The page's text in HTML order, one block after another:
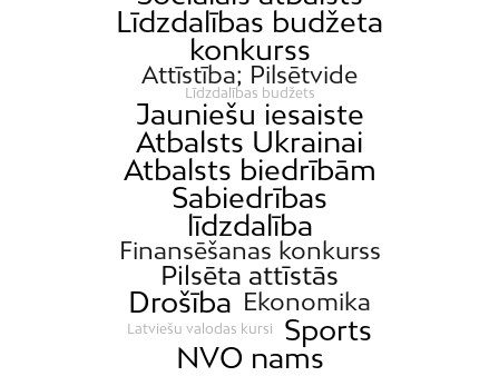
Līdzdalības budžeta
konkurss
Attīstība; Pilsētvide
Līdzdalības budžets
Jauniešu iesaiste
Atbalsts Ukrainai
Atbalsts biedrībām
Sabiedrības
līdzdalība
Finansēšanas konkurss
Pilsēta attīstās
Drošība Ekonomika
Latviešu valodas kursi
Sports
NVO nams